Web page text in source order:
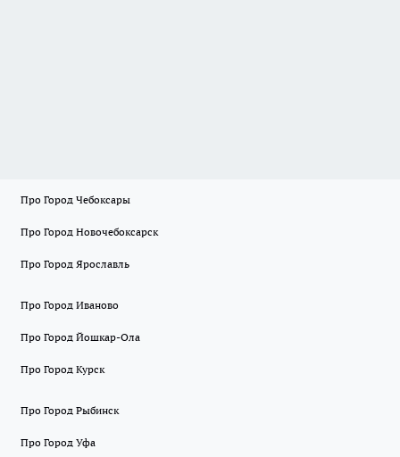
Про Город Чебоксары
Про Город Новочебоксарск
Про Город Ярославль
Про Город Иваново
Про Город Йошкар-Ола
Про Город Курск
Про Город Рыбинск
Про Город Уфа